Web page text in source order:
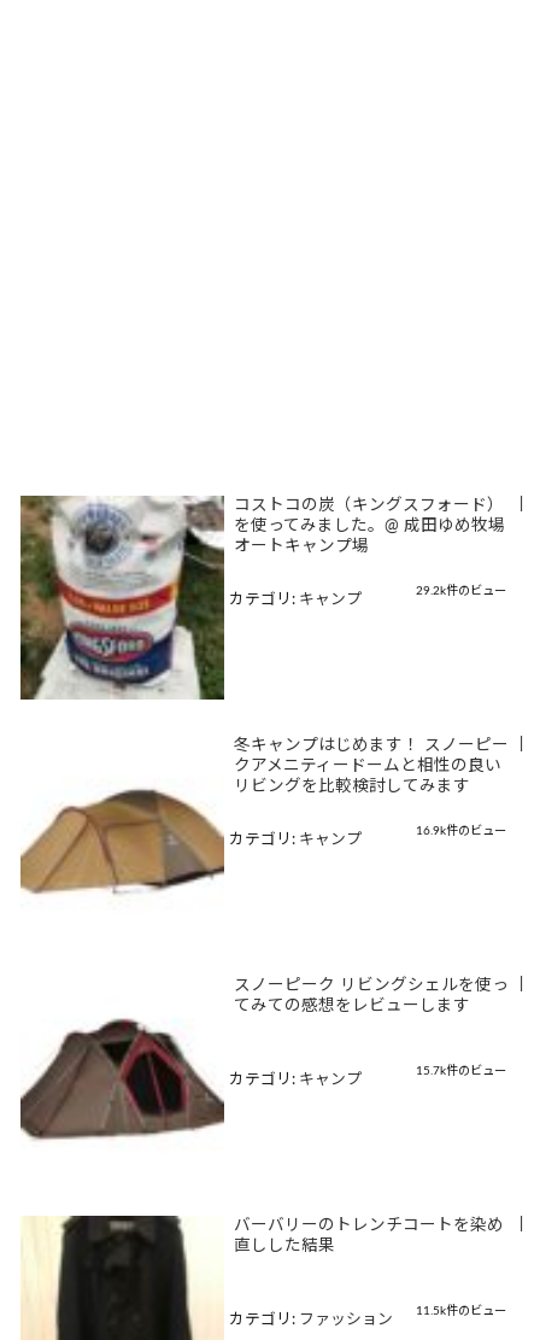
コストコの炭（キングスフォード）
を使ってみました。@ 成田ゆめ牧場
オートキャンプ場
29.2k件のビュー
カテゴリ: キャンプ
冬キャンプはじめます！ スノーピー
クアメニティードームと相性の良い
リビングを比較検討してみます
16.9k件のビュー
カテゴリ: キャンプ
スノーピーク リビングシェルを使っ
てみての感想をレビューします
15.7k件のビュー
カテゴリ: キャンプ
バーバリーのトレンチコートを染め
直しした結果
11.5k件のビュー
カテゴリ: ファッション